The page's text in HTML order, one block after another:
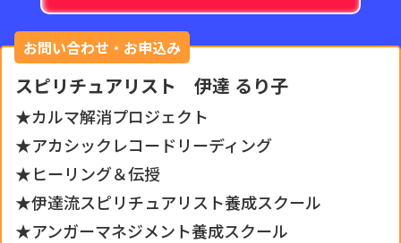
お問い合わせ・お申込み
スピリチュアリスト 伊達 るり子
★カルマ解消プロジェクト
★アカシックレコードリーディング
★ヒーリング＆伝授
★伊達流スピリチュアリスト養成スクール
★アンガーマネジメント養成スクール